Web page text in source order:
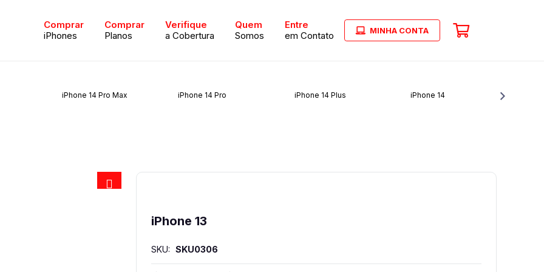
Comprar
iPhones
Comprar
Planos
Verifique
a Cobertura
Quem
Somos
Entre
em Contato
MINHA CONTA
iPhone 14 Pro Max iPhone 14 Pro iPhone 14 Plus iPhone 14
iPhone 13
SKU: SKU0306